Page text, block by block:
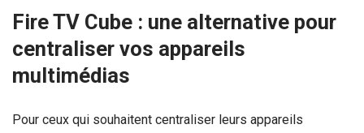
Fire TV Cube : une alternative pour
centraliser vos appareils
multimédias
Pour ceux qui souhaitent centraliser leurs appareils